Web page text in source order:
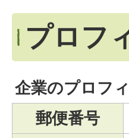
プロフ
企業のプロフ
郵便番号